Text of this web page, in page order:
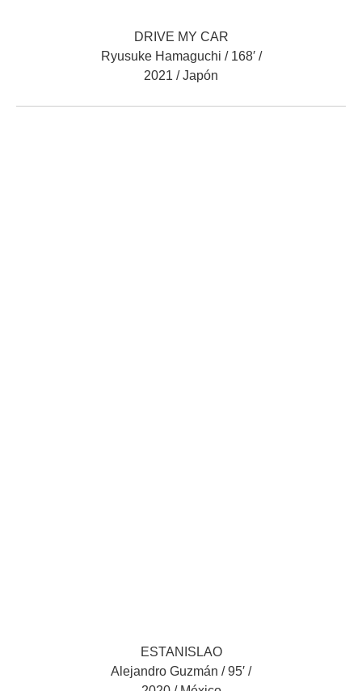
DRIVE MY CAR
Ryusuke Hamaguchi / 168′ /
2021 / Japón
ESTANISLAO
Alejandro Guzmán / 95′ /